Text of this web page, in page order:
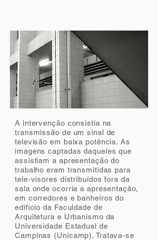
A intervenção consistia na
transmissão de um sinal de
televisão em baixa potência. As
imagens captadas daqueles que
assistiam a apresentação do
trabalho eram transmitidas para
tele-visores distribuídos fora da
sala onde ocorria a apresentação,
em corredores e banheiros do
edifício da Faculdade de
Arquitetura e Urbanismo da
Universidade Estadual de
Campinas (Unicamp). Tratava-se